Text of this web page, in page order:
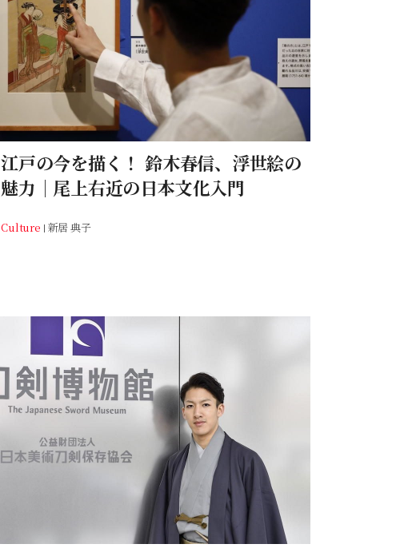
江戸の今を描く！ 鈴木春信、浮世絵の
魅力｜尾上右近の日本文化入門
Culture 新居 典子